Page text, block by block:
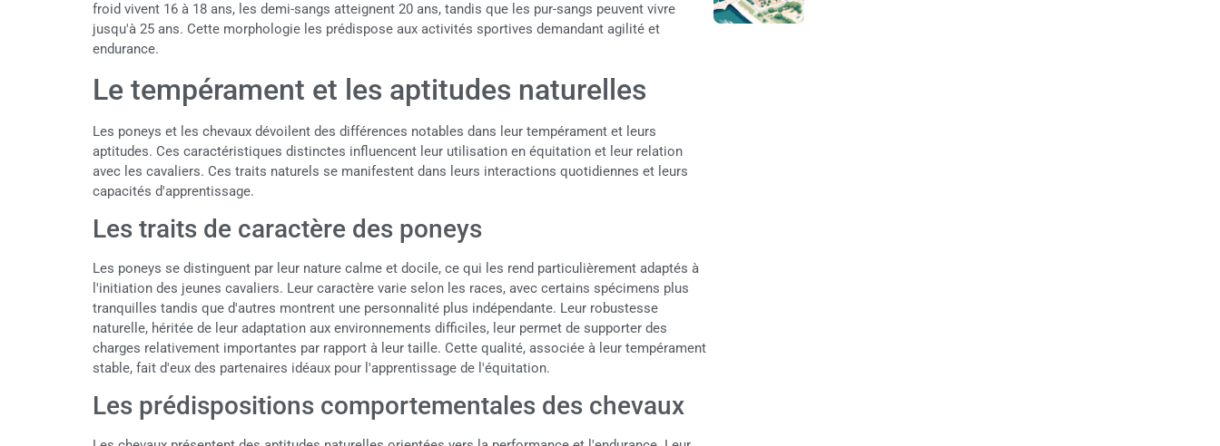
froid vivent 16 à 18 ans, les demi-sangs atteignent 20 ans, tandis que les pur-sangs peuvent vivre
jusqu'à 25 ans. Cette morphologie les prédispose aux activités sportives demandant agilité et
endurance.
Le tempérament et les aptitudes naturelles
Les poneys et les chevaux dévoilent des différences notables dans leur tempérament et leurs
aptitudes. Ces caractéristiques distinctes influencent leur utilisation en équitation et leur relation
avec les cavaliers. Ces traits naturels se manifestent dans leurs interactions quotidiennes et leurs
capacités d'apprentissage.
Les traits de caractère des poneys
Les poneys se distinguent par leur nature calme et docile, ce qui les rend particulièrement adaptés à
l'initiation des jeunes cavaliers. Leur caractère varie selon les races, avec certains spécimens plus
tranquilles tandis que d'autres montrent une personnalité plus indépendante. Leur robustesse
naturelle, héritée de leur adaptation aux environnements difficiles, leur permet de supporter des
charges relativement importantes par rapport à leur taille. Cette qualité, associée à leur tempérament
stable, fait d'eux des partenaires idéaux pour l'apprentissage de l'équitation.
Les prédispositions comportementales des chevaux